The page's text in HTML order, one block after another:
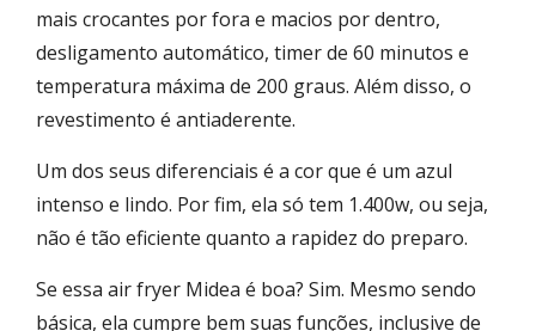
mais crocantes por fora e macios por dentro,
desligamento automático, timer de 60 minutos e
temperatura máxima de 200 graus. Além disso, o
revestimento é antiaderente.
Um dos seus diferenciais é a cor que é um azul
intenso e lindo. Por fim, ela só tem 1.400w, ou seja,
não é tão eficiente quanto a rapidez do preparo.
Se essa air fryer Midea é boa? Sim. Mesmo sendo
básica, ela cumpre bem suas funções, inclusive de